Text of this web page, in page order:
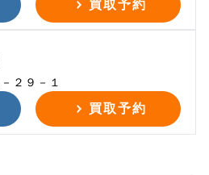
買取予約
２９－１
買取予約